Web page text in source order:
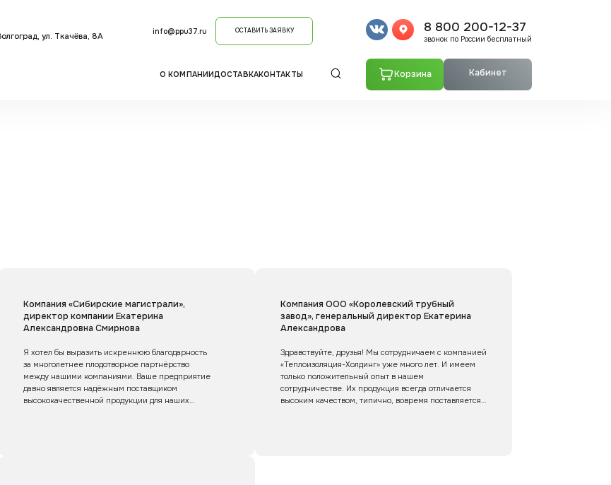
ул. Ткачёва, 8А
info@ppu37.ru ОСТАВИТЬ ЗАЯВКУ 8 800 200-12-37
звонок по России бесплатный
О КОМПАНИИДОСТАВКАКОНТАКТЫ Корзина Кабинет
Компания «Сибирские магистрали»,
директор компании Екатерина
Александровна Смирнова
Я хотел бы выразить искреннюю благодарность
за многолетнее плодотворное партнёрство
между нашими компаниями. Ваше предприятие
давно является надёжным поставщиком
высококачественной продукции для наших
Компания ООО «Королевский трубный
завод», генеральный директор Екатерина
Александрова
Здравствуйте, друзья! Мы сотрудничаем с компанией
«Теплоизоляция-Холдинг» уже много лет. И имеем
только положительный опыт в нашем
сотрудничестве. Их продукция всегда отличается
высоким качеством, типично, вовремя поставляется,